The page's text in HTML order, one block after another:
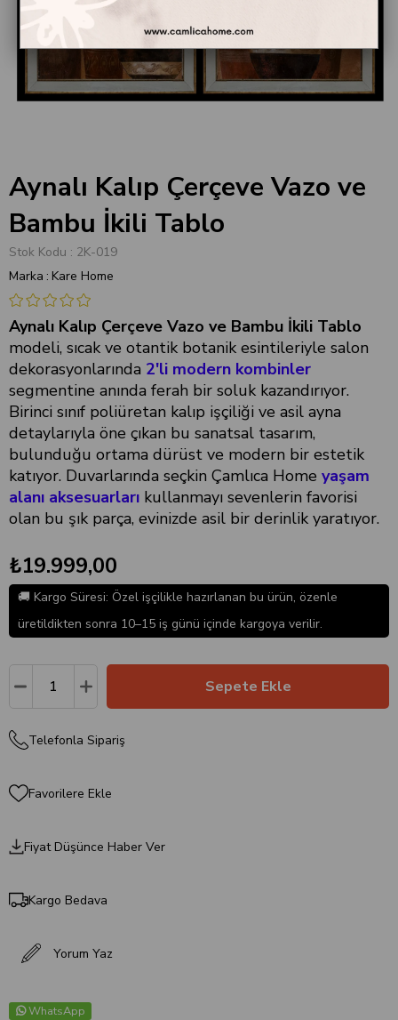
Aynalı Kalıp Çerçeve Vazo ve
Bambu İkili Tablo
Stok Kodu
2K-019
Marka : Kare Home
Aynalı Kalıp Çerçeve Vazo ve Bambu İkili Tablo
modeli, sıcak ve otantik botanik esintileriyle salon
dekorasyonlarında 2'li modern kombinler
segmentine anında ferah bir soluk kazandırıyor.
Birinci sınıf poliüretan kalıp işçiliği ve asil ayna
detaylarıyla öne çıkan bu sanatsal tasarım,
bulunduğu ortama dürüst ve modern bir estetik
katıyor. Duvarlarında seçkin Çamlıca Home yaşam
alanı aksesuarları kullanmayı sevenlerin favorisi
olan bu şık parça, evinizde asil bir derinlik yaratıyor.
₺19.999,00
🚚 Kargo Süresi: Özel işçilikle hazırlanan bu ürün, özenle
üretildikten sonra 10–15 iş günü içinde kargoya verilir.
Telefonla Sipariş
Favorilere Ekle
Fiyat Düşünce Haber Ver
Kargo Bedava
Yorum Yaz
WhatsApp